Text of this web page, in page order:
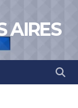
AIRES